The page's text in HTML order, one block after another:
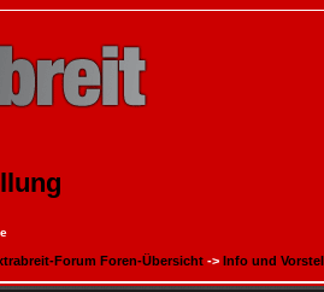
Forum Foren-Übersicht -> Info und